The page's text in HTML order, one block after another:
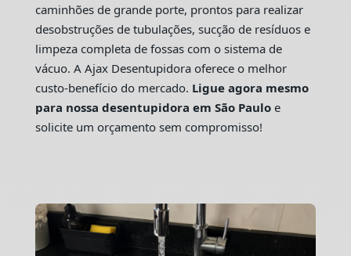
caminhões de grande porte, prontos para realizar
desobstruções de tubulações, sucção de resíduos e
limpeza completa de fossas com o sistema de
vácuo. A Ajax Desentupidora oferece o melhor
custo-benefício do mercado. Ligue agora mesmo
para nossa desentupidora em São Pauloe
solicite um orçamento sem compromisso!